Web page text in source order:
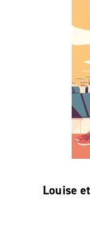
Louise